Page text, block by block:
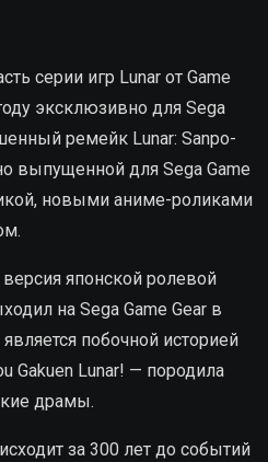
серии игр Lunar от Game
эксклюзивно для Sega
ремейк Lunar: Sanpo-
выпущенной для Sega Game
новыми аниме-роликами
японской ролевой
на Sega Game Gear в
побочной историей
Gakuen Lunar! — породила
драмы.
за 300 лет до событий